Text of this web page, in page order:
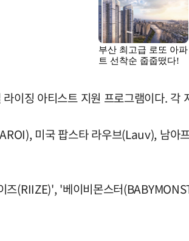
이징 아티스트 지원 프로그램이다.
미국 팝스타 라우브(Lauv), 남
(RIIZE)', '베이비몬스터